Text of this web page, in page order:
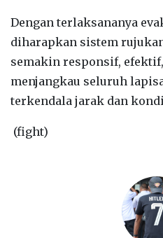
Dengan terlaksananya
diharapkan sistem
semakin responsif,
menjangkau seluruh
terkendala jarak dan
(fight)